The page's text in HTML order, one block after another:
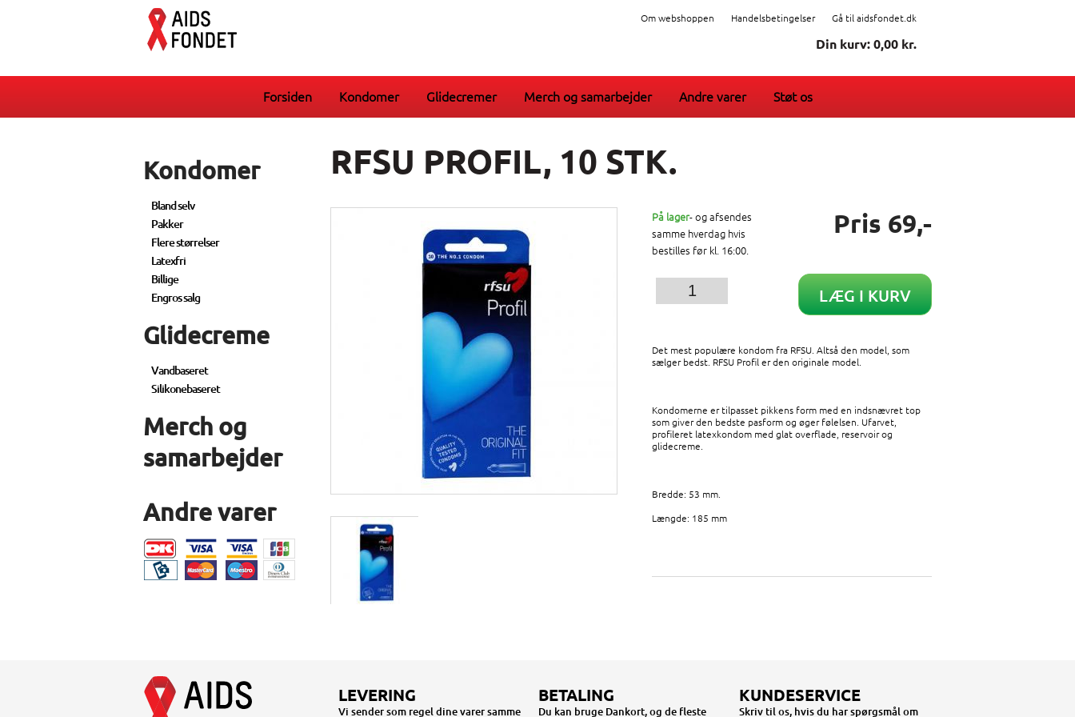
Om webshoppen Handelsbetingelser Gå til aidsfondet.dk
Din kurv: 0,00 kr.
Forsiden Kondomer Glidecremer Merch og samarbejder Andre varer Støt os
Kondomer
Bland selv
Pakker
Flere størrelser
Latexfri
Billige
Engros salg
Glidecreme
Vandbaseret
Silikonebaseret
Merch og
samarbejder
Andre varer
RFSU PROFIL, 10 STK.
På lager- og afsendes
samme hverdag hvis
bestilles før kl. 16:00.
Pris 69,-
Det mest populære kondom fra RFSU. Altså den model, som
sælger bedst. RFSU Profil er den originale model.
Kondomerne er tilpasset pikkens form med en indsnævret top
som giver den bedste pasform og øger følelsen. Ufarvet,
profileret latexkondom med glat overflade, reservoir og
glidecreme.
Bredde: 53 mm.
Længde: 185 mm
LEVERING
Vi sender som regel dine varer samme
BETALING
Du kan bruge Dankort, og de fleste
KUNDESERVICE
Skriv til os, hvis du har spørgsmål om